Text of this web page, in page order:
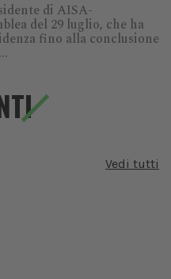
di AISA-
del 29 luglio, che ha
fino alla conclusione
Vedi tutti